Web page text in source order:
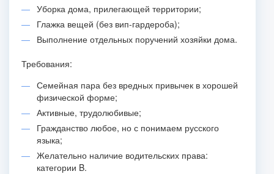
Уборка дома, прилегающей территории;
Глажка вещей (без вип-гардероба);
Выполнение отдельных поручений хозяйки дома.
Требования:
Семейная пара без вредных привычек в хорошей
физической форме;
Активные, трудолюбивые;
Гражданство любое, но с понимаем русского
языка;
Желательно наличие водительских права:
категории B.